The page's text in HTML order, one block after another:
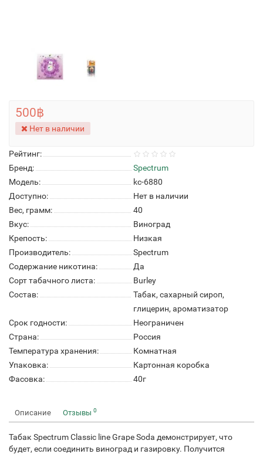
Рейтинг:
Бренд:
Spectrum
Модель:
kc-6880
Доступно:
Нет в наличии
Вес, грамм:
40
Вкус:
Виноград
Крепость:
Низкая
Производитель:
Spectrum
Содержание никотина:
Да
Сорт табачного листа:
Burley
Состав:
Табак, сахарный сироп,
глицерин, ароматизатор
Срок годности:
Неограничен
Страна:
Россия
Температура хранения:
Комнатная
Упаковка:
Картонная коробка
Фасовка:
40г
500฿
Нет в наличии
Описание Отзывы 0
Табак Spectrum Classic line Grape Soda демонстрирует, что
будет, если соединить виноград и газировку. Получится